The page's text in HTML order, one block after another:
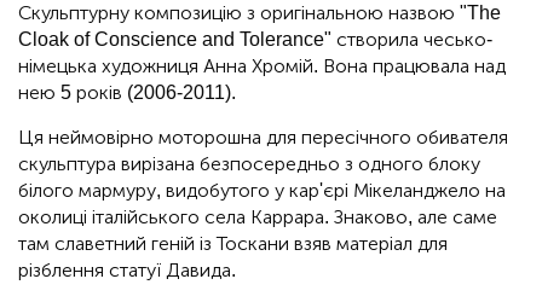
Скульптурну композицію з оригінальною назвою "The
Cloak of Conscience and Tolerance" створила чесько-
німецька художниця Анна Хромій. Вона працювала над
нею 5 років (2006-2011).
Ця неймовірно моторошна для пересічного обивателя
скульптура вирізана безпосередньо з одного блоку
білого мармуру, видобутого у кар'єрі Мікеланджело на
околиці італійського села Каррара. Знаково, але саме
там славетний геній із Тоскани взяв матеріал для
різблення статуї Давида.